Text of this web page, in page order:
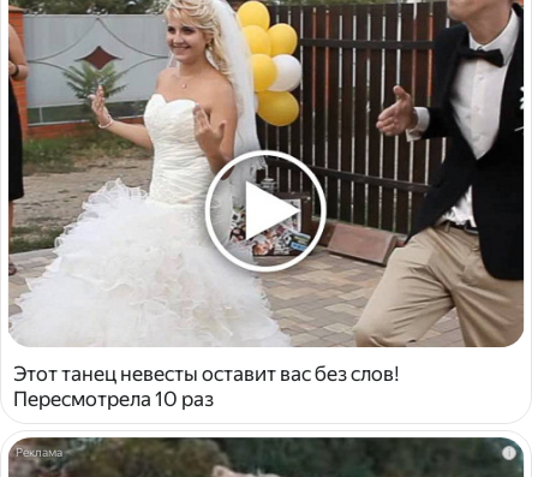
Этот танец невесты оставит вас без слов!
Пересмотрела 10 раз
i